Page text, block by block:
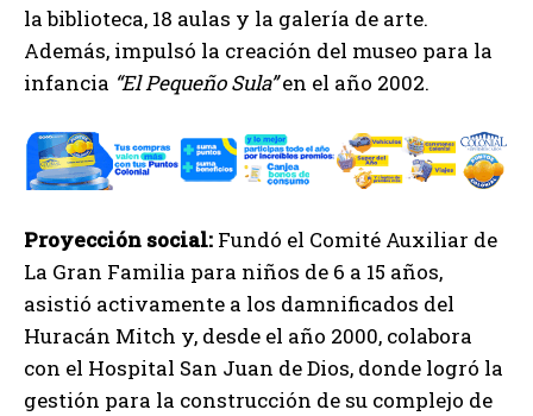
la biblioteca, 18 aulas y la galería de arte.
Además, impulsó la creación del museo para la
infancia “El Pequeño Sula”en el año 2002.
Proyección social: Fundó el Comité Auxiliar de
La Gran Familia para niños de 6 a 15 años,
asistió activamente a los damnificados del
Huracán Mitch y, desde el año 2000, colabora
con el Hospital San Juan de Dios, donde logró la
gestión para la construcción de su complejo de